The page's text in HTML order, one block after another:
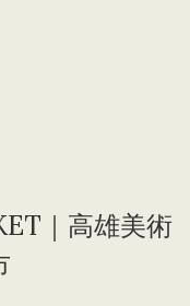
｜高雄美術